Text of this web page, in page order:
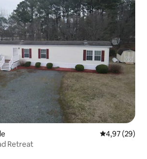
4,97 av 5 i
4,97 (29)
Retreat